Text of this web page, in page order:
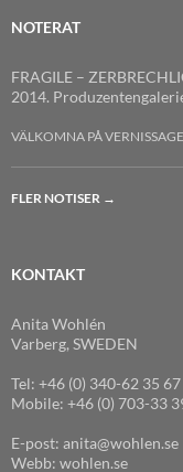
NOTERAT
FRAGILE –
2014.
VÄLKOMNA PÅ
FLER NOTISER →
KONTAKT
Anita Wohlén
Varberg, SWEDEN
Tel: +46 (0) 340-62 35 67
Mobile: +46 (0) 703-33
E-post: anita@wohlen.se
Webb: wohlen.se